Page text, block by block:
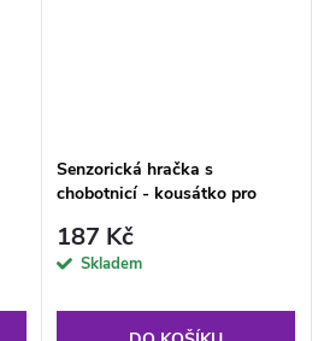
Senzorická hračka s
chobotnicí - kousátko pro
187 Kč
Skladem